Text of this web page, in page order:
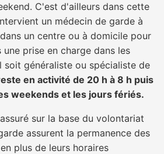
C'est d'ailleurs dans cette
un médecin de garde à
un centre ou à domicile pour
prise en charge dans les
soit généraliste ou spécialiste de
en activité de 20 h à 8 h puis
weekends et les jours fériés.
sur la base du volontariat
assurent la permanence des
plus de leurs horaires